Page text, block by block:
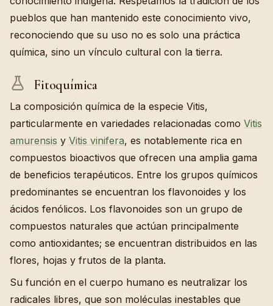
pueblos que han mantenido este conocimiento vivo,
reconociendo que su uso no es solo una práctica
química, sino un vínculo cultural con la tierra.
Fitoquímica
La composición química de la especie Vitis,
particularmente en variedades relacionadas como Vitis
amurensis y Vitis vinifera, es notablemente rica en
compuestos bioactivos que ofrecen una amplia gama
de beneficios terapéuticos. Entre los grupos químicos
predominantes se encuentran los flavonoides y los
ácidos fenólicos. Los flavonoides son un grupo de
compuestos naturales que actúan principalmente
como antioxidantes; se encuentran distribuidos en las
flores, hojas y frutos de la planta.
Su función en el cuerpo humano es neutralizar los
radicales libres, que son moléculas inestables que